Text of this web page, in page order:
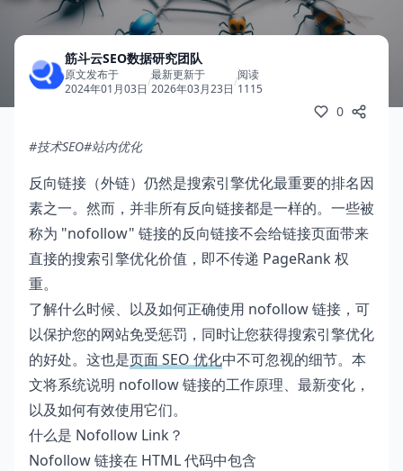
筋斗云SEO数据研究团队
原文发布于
2024年01月03日/最新更新于
2026年03月23日/阅读
1115
0
#技术SEO#站内优化
反向链接（外链）仍然是搜索引擎优化最重要的排名因
素之一。然而，并非所有反向链接都是一样的。一些被
称为 "nofollow" 链接的反向链接不会给链接页面带来
直接的搜索引擎优化价值，即不传递 PageRank 权
重。
了解什么时候、以及如何正确使用 nofollow 链接，可
以保护您的网站免受惩罚，同时让您获得搜索引擎优化
的好处。这也是页面 SEO 优化中不可忽视的细节。本
文将系统说明 nofollow 链接的工作原理、最新变化，
以及如何有效使用它们。
什么是 Nofollow Link？
Nofollow 链接在 HTML 代码中包含